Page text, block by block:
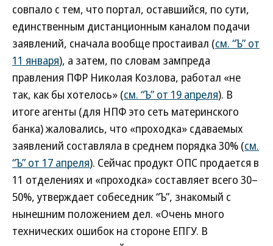
совпало с тем, что портал, оставшийся, по сути,
единственным дистанционным каналом подачи
заявлений, сначала вообще простаивал (см. “Ъ” от
11 января), а затем, по словам зампреда
правления ПФР Николая Козлова, работал «не
так, как бы хотелось» (см. “Ъ” от 19 апреля). В
итоге агенты (для НПФ это сеть материнского
банка) жаловались, что «проходка» сдаваемых
заявлений составляла в среднем порядка 30% (см.
“Ъ” от 17 апреля). Сейчас продукт ОПС продается в
11 отделениях и «проходка» составляет всего 30–
50%, утверждает собеседник “Ъ”, знакомый с
нынешним положением дел. «Очень много
технических ошибок на стороне ЕПГУ. В